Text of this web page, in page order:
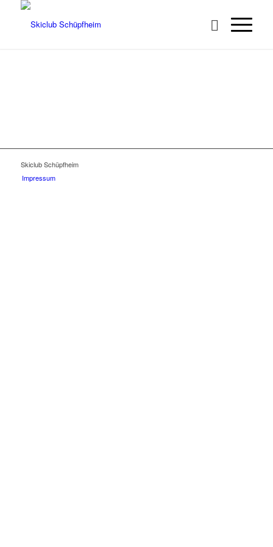
Skiclub Schüpfheim
Impressum